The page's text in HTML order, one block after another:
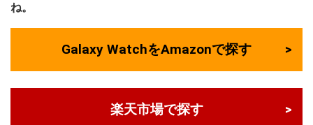
ね。
Galaxy WatchをAmazonで探す
楽天市場で探す